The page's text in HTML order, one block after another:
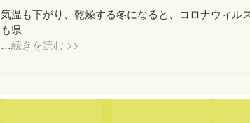
気温も下がり、乾燥する冬になると、コロナウィル
も県
…続きを読む >>